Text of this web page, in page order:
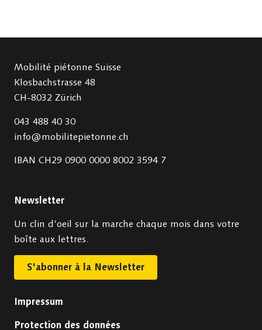
Mobilité piétonne Suisse
Klosbachstrasse 48
CH-8032 Zürich
043 488 40 30
info@mobilitepietonne.ch
IBAN CH29 0900 0000 8002 3594 7
Newsletter
Un clin d’oeil sur la marche chaque mois dans votre
boîte aux lettres.
S'abonner à la Newsletter
Impressum
Protection des données